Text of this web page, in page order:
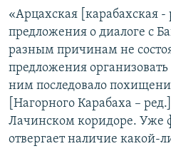
«Арцахская [карабахская -
предложения о диалоге с
разным причинам не
предложения организовать
ним последовало
[Нагорного Карабаха –
Лачинском коридоре. Уже
отвергает наличие какой-